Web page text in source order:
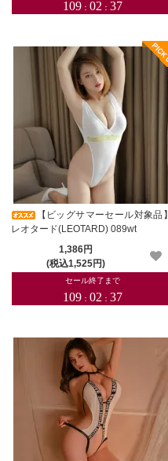
【ビッグサマーセール対象品】
レオタード(LEOTARD) 089wt
1,386円
(税込1,525円)